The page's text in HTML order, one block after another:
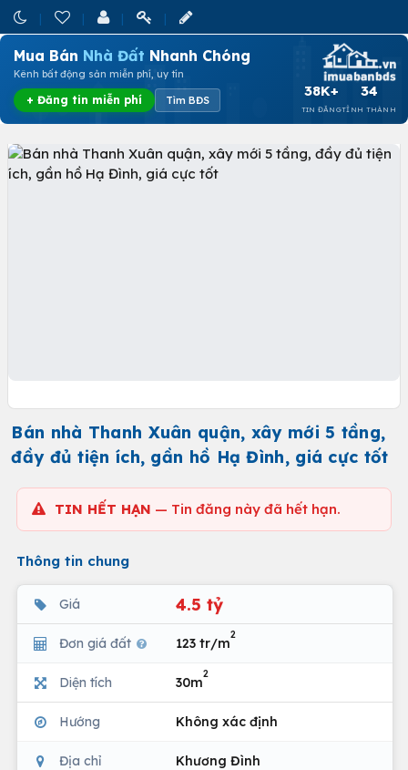
Mua Bán Nhà Đất Nhanh Chóng
Kênh bất động sản miễn phí, uy tín
+ Đăng tin miễn phí Tìm BĐS
38K+
TIN ĐĂNG
34
TỈNH THÀNH
Bán nhà Thanh Xuân quận, xây mới 5 tầng,
đầy đủ tiện ích, gần hồ Hạ Đình, giá cực tốt
TIN HẾT HẠN — Tin đăng này đã hết hạn.
Thông tin chung
Giá 4.5 tỷ
Đơn giá đất 123 tr/m
2
Diện tích 30m
2
Hướng Không xác định
Địa chỉ Khương Đình